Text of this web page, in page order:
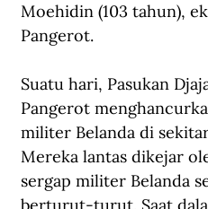
Moehidin (103 tahun),
Pangerot.
Suatu hari, Pasukan
Pangerot
militer Belanda di
Mereka lantas dikejar
sergap militer Belanda